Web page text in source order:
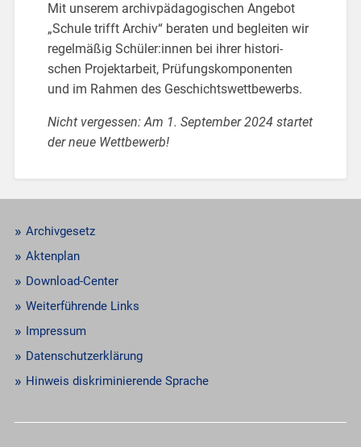
Mit un­se­rem ar­chiv­päd­ago­gi­schen An­ge­bot
„Schu­le trifft Ar­chiv“ be­ra­ten und be­glei­ten wir
re­gel­mä­ßig Schü­ler:innen bei ihrer his­to­ri­
schen Pro­jekt­ar­beit, Prü­fungs­kom­po­nen­ten
und im Rah­men des Ge­schichts­wett­be­werbs.
Nicht ver­ges­sen: Am 1. Sep­tem­ber 2024 star­tet
der neue Wett­be­werb!
Archivgesetz
Aktenplan
Download-Center
Weiterführende Links
Impressum
Datenschutzerklärung
Hinweis diskriminierende Sprache